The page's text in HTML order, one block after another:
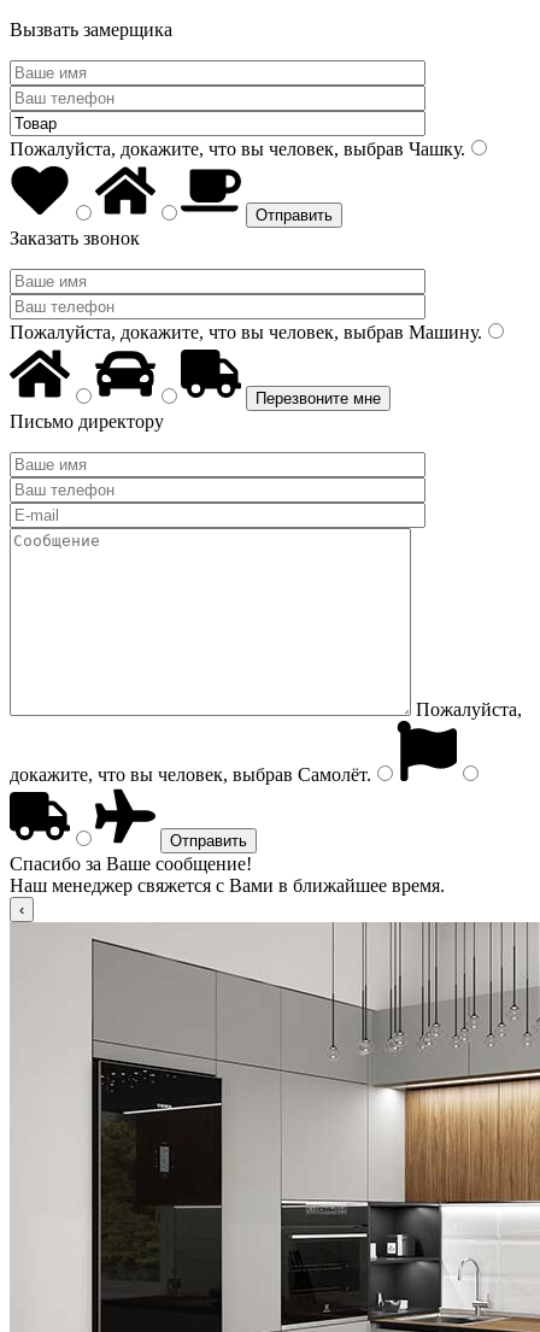
Вызвать замерщика
Пожалуйста, докажите, что вы человек, выбрав Чашку.
Заказать звонок
Пожалуйста, докажите, что вы человек, выбрав Машину.
Письмо директору
Пожалуйста,
докажите, что вы человек, выбрав Самолёт.
Спасибо за Ваше сообщение!
Наш менеджер свяжется с Вами в ближайшее время.